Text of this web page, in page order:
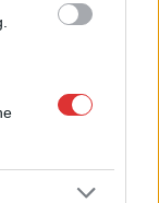
a
pontos
Magyar Péter
a